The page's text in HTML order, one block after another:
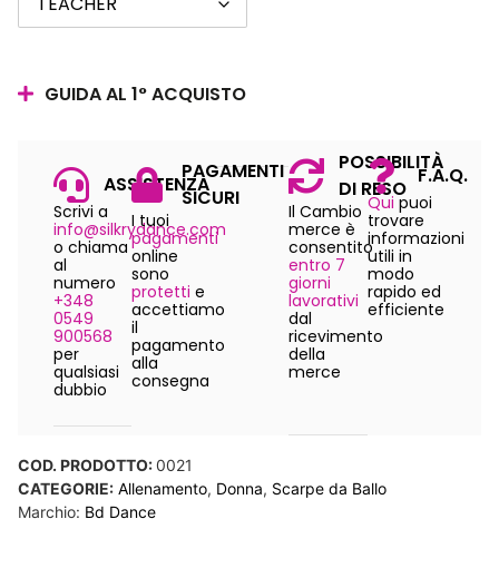
GUIDA AL 1° ACQUISTO
ASSISTENZA
Scrivi a
info@silkrydance.com
o chiama
al
numero
+348
0549
900568
per
qualsiasi
dubbio
PAGAMENTI
SICURI
I tuoi
pagamenti
online
sono
protetti e
accettiamo
il
pagamento
alla
consegna
POSSIBILITÀ
DI RESO
Il Cambio
merce è
consentito
entro 7
giorni
lavorativi
dal
ricevimento
della
merce
F.A.Q.
Quipuoi
trovare
informazioni
utili in
modo
rapido ed
efficiente
COD. PRODOTTO:0021
CATEGORIE: Allenamento, Donna, Scarpe da Ballo
Marchio: Bd Dance